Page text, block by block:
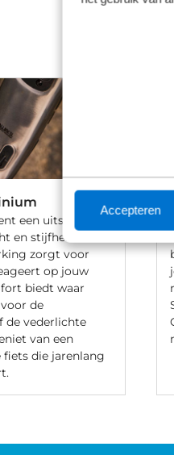
Accepteren
een uitstekende
en stijfheid. De
zorgt voor
op jouw
biedt waar
de
de vederlichte
van een
die jarenlang